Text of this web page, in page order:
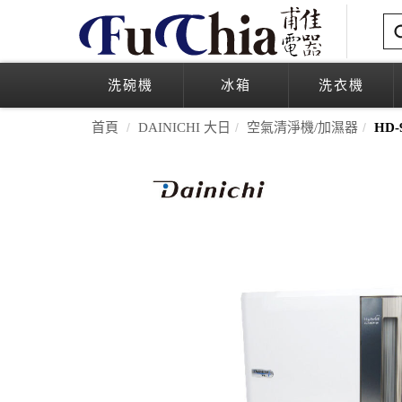
洗碗機 冰箱 洗衣機
首頁 DAINICHI 大日 空氣清淨機/加濕器 HD-